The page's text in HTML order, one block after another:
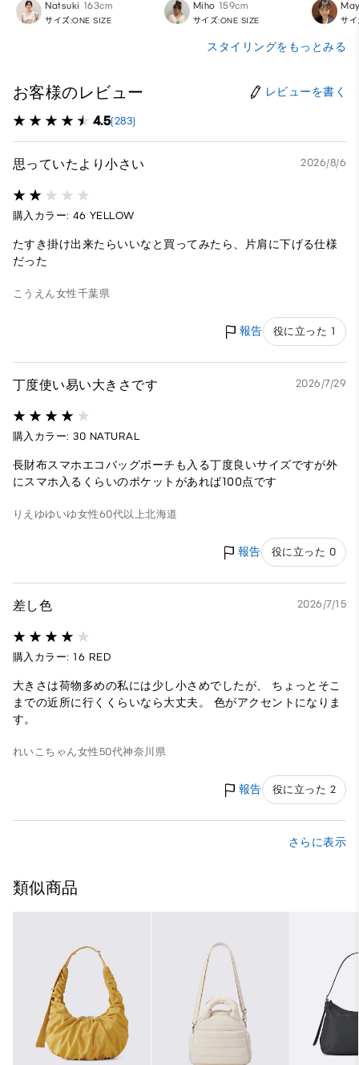
Natsuki 163cm
サイズ:ONE SIZE
Miho 159cm
サイズ:ONE SIZE サ
スタイリングをもっとみる
お客様のレビュー レビューを書く
4.5(283)
思っていたより小さい 2026/8/6
購入カラー: 46 YELLOW
たすき掛け出来たらいいなと買ってみたら、片肩に下げる仕様
だった
こうえん女性千葉県
報告 役に立った 1
丁度使い易い大きさです 2026/7/29
購入カラー: 30 NATURAL
長財布スマホエコバッグポーチも入る丁度良いサイズですが外
にスマホ入るくらいのポケットがあれば100点です
りえゆゆいゆ女性60代以上北海道
報告 役に立った 0
差し色 2026/7/15
購入カラー: 16 RED
大きさは荷物多めの私には少し小さめでしたが、 ちょっとそこ
までの近所に行くくらいなら大丈夫。 色がアクセントになりま
す。
れいこちゃん女性50代神奈川県
報告 役に立った 2
さらに表示
類似商品